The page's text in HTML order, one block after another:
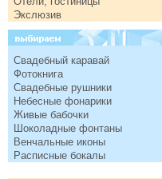
Экслюзив
Свадебный каравай
Фотокнига
Свадебные рушники
Небесные фонарики
Живые бабочки
Шоколадные фонтаны
Венчальные иконы
Расписные бокалы